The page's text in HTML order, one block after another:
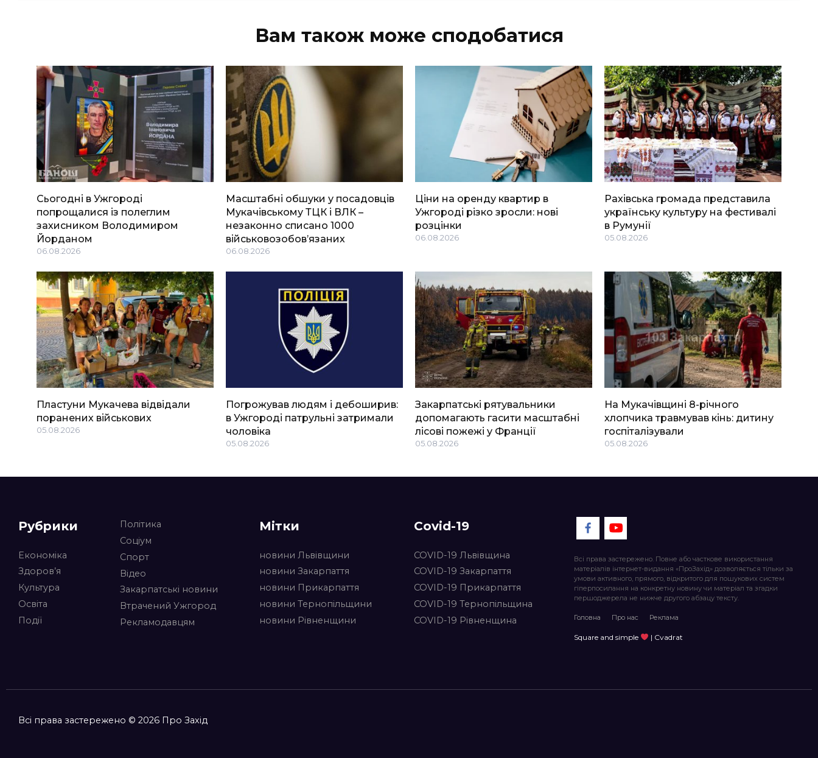
Вам також може сподобатися
Сьогодні в Ужгороді
попрощалися із полеглим
захисником Володимиром
Йорданом
06.08.2026
Масштабні обшуки у посадовців
Мукачівському ТЦК і ВЛК –
незаконно списано 1000
військовозобов’язаних
06.08.2026
Ціни на оренду квартир в
Ужгороді різко зросли: нові
розцінки
06.08.2026
Рахівська громада представила
українську культуру на фестивалі
в Румунії
05.08.2026
Пластуни Мукачева відвідали
поранених військових
05.08.2026
Погрожував людям і дебоширив:
в Ужгороді патрульні затримали
чоловіка
05.08.2026
Закарпатські рятувальники
допомагають гасити масштабні
лісові пожежі у Франції
05.08.2026
На Мукачівщині 8-річного
хлопчика травмував кінь: дитину
госпіталізували
05.08.2026
Рубрики
Економіка
Здоров’я
Культура
Освіта
Події
Політика
Соціум
Спорт
Відео
Закарпатські новини
Втрачений Ужгород
Рекламодавцям
Мітки
новини Львівщини
новини Закарпаття
новини Прикарпаття
новини Тернопільщини
новини Рівненщини
Covid-19
COVID-19 Львівщина
COVID-19 Закарпаття
COVID-19 Прикарпаття
COVID-19 Тернопільщина
COVID-19 Рівненщина
Всі права застережено. Повне або часткове використання
матеріалів інтернет-видання «ПроЗахід» дозволяється тільки за
умови активного, прямого, відкритого для пошукових систем
гіперпосилання на конкретну новину чи матеріал та згадки
першоджерела не нижче другого абзацу тексту.
Головна Про нас Реклама
Square and simple | Cvadrat
Всі права застережено © 2026 Про Захід